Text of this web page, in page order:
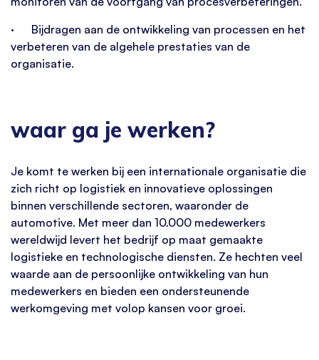
· Bijdragen aan de ontwikkeling van processen en het
verbeteren van de algehele prestaties van de
organisatie.
waar ga je werken?
Je komt te werken bij een internationale organisatie die
zich richt op logistiek en innovatieve oplossingen
binnen verschillende sectoren, waaronder de
automotive. Met meer dan 10.000 medewerkers
wereldwijd levert het bedrijf op maat gemaakte
logistieke en technologische diensten. Ze hechten veel
waarde aan de persoonlijke ontwikkeling van hun
medewerkers en bieden een ondersteunende
werkomgeving met volop kansen voor groei.